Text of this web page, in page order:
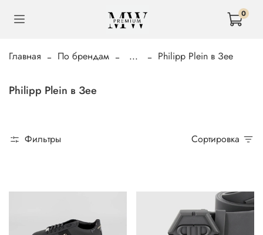
0
Главная По брендам ... Philipp Plein в Зее
Philipp Plein в Зее
Фильтры Сортировка